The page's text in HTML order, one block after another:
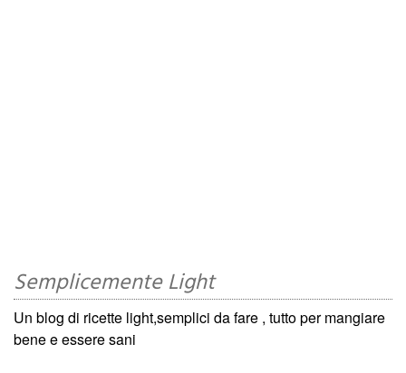
Semplicemente Light
Un blog di ricette light,semplici da fare , tutto per mangiare
bene e essere sani